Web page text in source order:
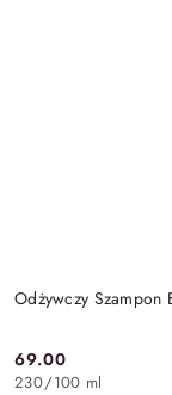
Odżywczy Szampon
Cena:
69.00
230/100 ml